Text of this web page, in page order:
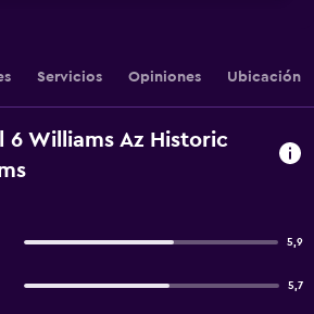
Servicios Opiniones Ubicación
6 Williams Az Historic
5,9
5,7